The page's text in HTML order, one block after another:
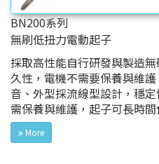
BN200系列
無刷低扭力電動起子
採取高性能自行研發與製造
久性，電機不需要保養與維
音、外型採流線型設計，穩
需保養與維護，起子可長時間
More